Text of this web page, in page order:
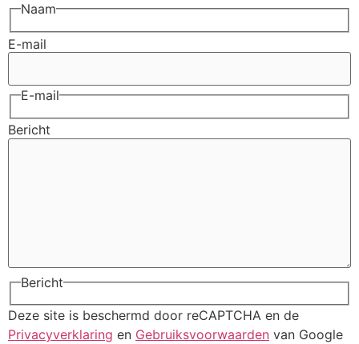
Naam
E-mail
E-mail
Bericht
Bericht
Deze site is beschermd door reCAPTCHA en de
Privacyverklaring en Gebruiksvoorwaarden van Google